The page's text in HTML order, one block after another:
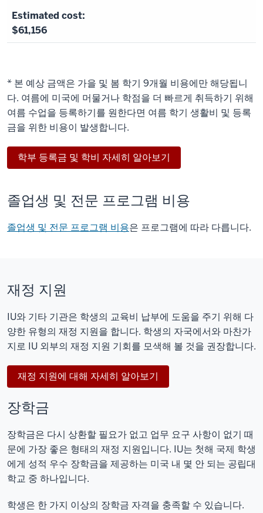
$61,156
* 본 예상 금액은 가을 및 봄 학기 9개월 비용에만 해당됩니
다. 여름에 미국에 머물거나 학점을 더 빠르게 취득하기 위해
여름 수업을 등록하기를 원한다면 여름 학기 생활비 및 등록
금을 위한 비용이 발생합니다.
학부 등록금 및 학비 자세히 알아보기
졸업생 및 전문 프로그램 비용
졸업생 및 전문 프로그램 비용은 프로그램에 따라 다릅니다.
재정 지원
IU와 기타 기관은 학생의 교육비 납부에 도움을 주기 위해 다
양한 유형의 재정 지원을 합니다. 학생의 자국에서와 마찬가
지로 IU 외부의 재정 지원 기회를 모색해 볼 것을 권장합니다.
재정 지원에 대해 자세히 알아보기
장학금
장학금은 다시 상환할 필요가 없고 업무 요구 사항이 없기 때
문에 가장 좋은 형태의 재정 지원입니다. IU는 첫해 국제 학생
에게 성적 우수 장학금을 제공하는 미국 내 몇 안 되는 공립대
학교 중 하나입니다.
학생은 한 가지 이상의 장학금 자격을 충족할 수 있습니다.